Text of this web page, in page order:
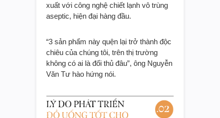
xuất với công nghệ chiết lạnh vô trùng
aseptic, hiện đại hàng đầu.
“3 sản phẩm này quện lại trở thành độc
chiêu của chúng tôi, trên thị trường
không có ai là đối thủ đâu”, ông Nguyễn
Văn Tư hào hứng nói.